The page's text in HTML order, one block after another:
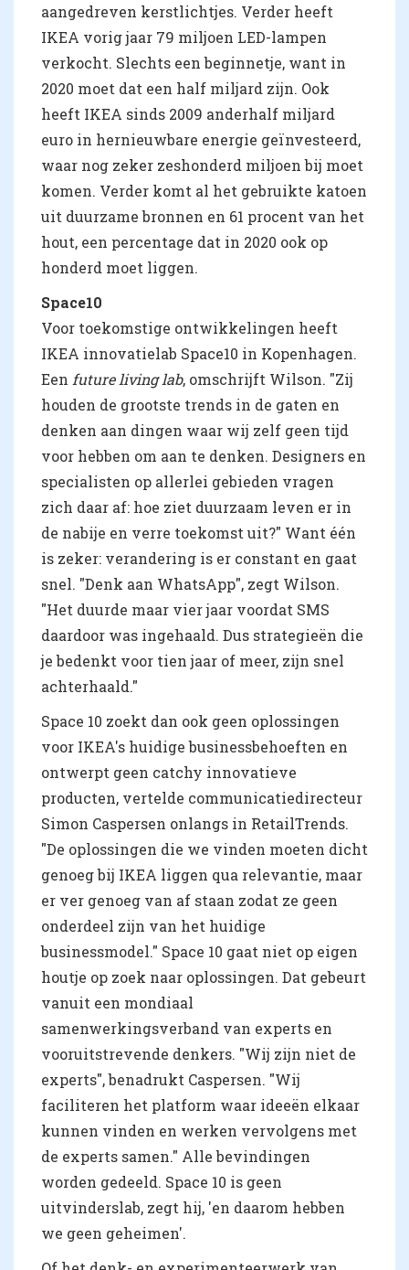
aangedreven kerstlichtjes. Verder heeft
IKEA vorig jaar 79 miljoen LED-lampen
verkocht. Slechts een beginnetje, want in
2020 moet dat een half miljard zijn. Ook
heeft IKEA sinds 2009 anderhalf miljard
euro in hernieuwbare energie geïnvesteerd,
waar nog zeker zeshonderd miljoen bij moet
komen. Verder komt al het gebruikte katoen
uit duurzame bronnen en 61 procent van het
hout, een percentage dat in 2020 ook op
honderd moet liggen.
Space10
Voor toekomstige ontwikkelingen heeft
IKEA innovatielab Space10 in Kopenhagen.
Een future living lab, omschrijft Wilson. "Zij
houden de grootste trends in de gaten en
denken aan dingen waar wij zelf geen tijd
voor hebben om aan te denken. Designers en
specialisten op allerlei gebieden vragen
zich daar af: hoe ziet duurzaam leven er in
de nabije en verre toekomst uit?" Want één
is zeker: verandering is er constant en gaat
snel. "Denk aan WhatsApp", zegt Wilson.
"Het duurde maar vier jaar voordat SMS
daardoor was ingehaald. Dus strategieën die
je bedenkt voor tien jaar of meer, zijn snel
achterhaald."
Space 10 zoekt dan ook geen oplossingen
voor IKEA's huidige businessbehoeften en
ontwerpt geen catchy innovatieve
producten, vertelde communicatiedirecteur
Simon Caspersen onlangs in RetailTrends.
"De oplossingen die we vinden moeten dicht
genoeg bij IKEA liggen qua relevantie, maar
er ver genoeg van af staan zodat ze geen
onderdeel zijn van het huidige
businessmodel." Space 10 gaat niet op eigen
houtje op zoek naar oplossingen. Dat gebeurt
vanuit een mondiaal
samenwerkingsverband van experts en
vooruitstrevende denkers. "Wij zijn niet de
experts", benadrukt Caspersen. "Wij
faciliteren het platform waar ideeën elkaar
kunnen vinden en werken vervolgens met
de experts samen." Alle bevindingen
worden gedeeld. Space 10 is geen
uitvinderslab, zegt hij, 'en daarom hebben
we geen geheimen'.